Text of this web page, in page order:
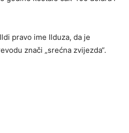
pravo ime Ilduza, da je
znači „srećna zvijezda“.